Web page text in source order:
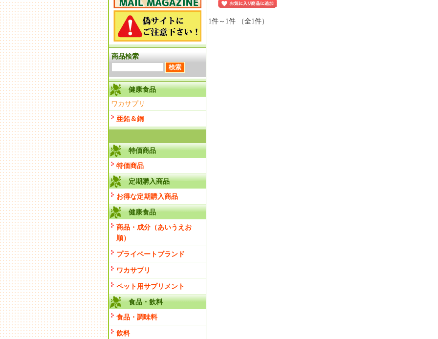
商品検索
健康食品
ワカサプリ
亜鉛＆銅
特価商品
特価商品
定期購入商品
お得な定期購入商品
健康食品
商品・成分（あいうえお
順）
プライベートブランド
ワカサプリ
ペット用サプリメント
食品・飲料
食品・調味料
飲料
1件～1件 （全1件）